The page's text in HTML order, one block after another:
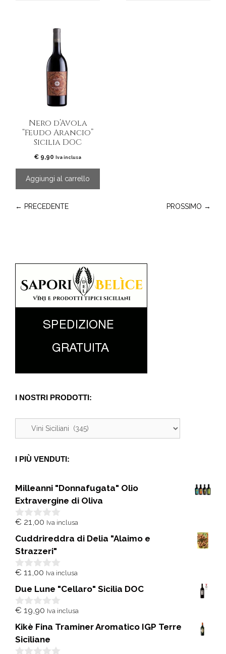
Nero d’Avola
“Feudo Arancio”
Sicilia DOC
€ 9,90 Iva inclusa
Aggiungi al carrello
← PRECEDENTE PROSSIMO →
I NOSTRI PRODOTTI:
I PIÙ VENDUTI:
Milleanni "Donnafugata" Olio
Extravergine di Oliva
0
u
5
€ 21,00 Iva inclusa
Cuddrireddra di Delia "Alaimo e
Strazzeri"
0
u
5
€ 11,00 Iva inclusa
Due Lune "Cellaro" Sicilia DOC
0
u
5
€ 19,90 Iva inclusa
Kikè Fina Traminer Aromatico IGP Terre
Siciliane